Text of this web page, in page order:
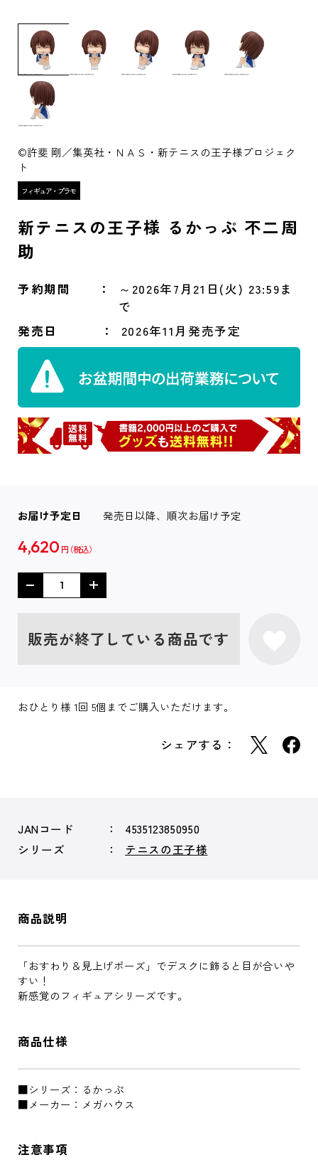
©許斐 剛／集英社・ＮＡＳ・新テニスの王子様プロジェク
ト
新テニスの王子様 るかっぷ 不二周
助
予約期間
～2026年7月21日(火) 23:59ま
で
発売日
2026年11月発売予定
お届け予定日 発売日以降、順次お届け予定
4,620 円
販売が終了している商品です
おひとり様 1回 5個までご購入いただけます。
シェアする：
JANコード
4535123850950
シリーズ
テニスの王子様
商品説明
「おすわり＆見上げポーズ」でデスクに飾ると目が合いや
すい！
新感覚のフィギュアシリーズです。
商品仕様
■シリーズ：るかっぷ
■メーカー：メガハウス
注意事項